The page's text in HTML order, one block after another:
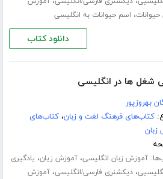
، اسم حیوانات به انگلیسی
دانلود کتاب
شغل ها در انگلیسی
بهروزپور
کتاب‌های فرهنگ لغت و زبان،کتاب‌های
زبان
آموزش زبان انگلیسی،آموزش زیان، یادگیری
،دیکشنری فارسی/انگلیسی،آموزش